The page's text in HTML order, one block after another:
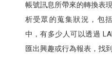
帳號訊息所帶來的轉換表
析受眾的蒐集狀況，包
中，有多少人可以透過
匯出興趣或行為報表，找